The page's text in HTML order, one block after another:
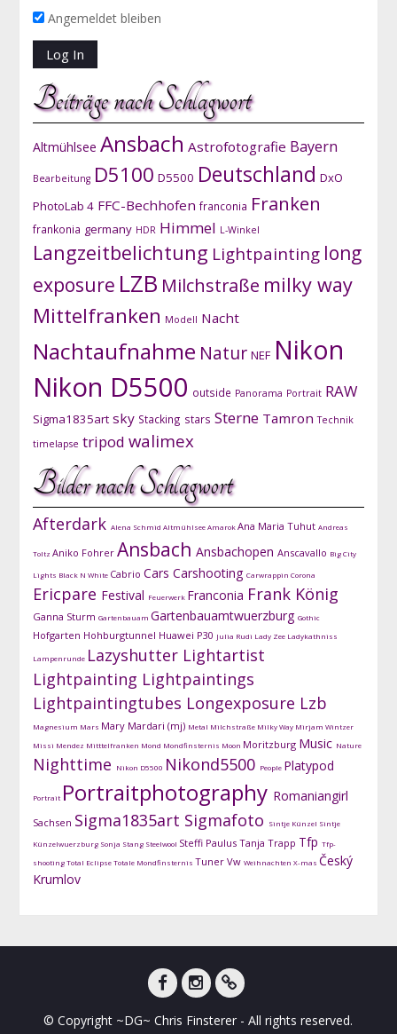
Angemeldet bleiben
Beiträge nach Schlagwort
Altmühlsee Ansbach Astrofotografie Bayern
Bearbeitung D5100 D5500 Deutschland DxO
PhotoLab 4 FFC-Bechhofen franconia Franken
frankonia germany HDR Himmel L-Winkel
Langzeitbelichtung Lightpainting long
exposure LZB Milchstraße milky way
Mittelfranken Modell Nacht
Nachtaufnahme Natur NEF Nikon
Nikon D5500 outside Panorama Portrait RAW
Sigma1835art sky Stacking stars Sterne Tamron Technik
timelapse tripod walimex
Bilder nach Schlagwort
Afterdark Alena Schmid AltmühlseeAmarokAna Maria Tuhut Andreas
Toltz Aniko Fohrer Ansbach Ansbachopen Anscavallo Big City
Lights Black N White Cabrio Cars Carshooting Carwrappin Corona
Ericpare Festival Feuerwerk Franconia Frank König
Ganna Sturm Gartenbauam Gartenbauamtwuerzburg Gothic
Hofgarten Hohburgtunnel Huawei P30 Julia Rudi Lady Zee Ladykathniss
Lampenrunde Lazyshutter Lightartist
Lightpainting Lightpaintings
Lightpaintingtubes Longexposure Lzb
Magnesium Mars Mary Mardari (mj) Metal Milchstraße Milky Way Mirjam Wintzer
Missi Mendez Mitttelfranken Mond Mondfinsternis Moon Moritzburg Music Nature
Nighttime Nikon D5500 Nikond5500 People Platypod
Portrait Portraitphotography Romaniangirl
Sachsen Sigma1835art Sigmafoto Sintje Künzel Sintje
Künzelwuerzburg Sonja Stang Steelwool Steffi Paulus Tanja Trapp Tfp Tfp-
shootingTotal EclipseTotale Mondfinsternis Tuner Vw Weihnachten X-mas Český
Krumlov
© Copyright ~DG~ Chris Finsterer - All rights reserved.